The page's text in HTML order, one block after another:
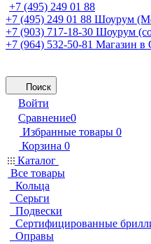
+7 (495) 249 01 88
+7 (495) 249 01 88 Шоурум
+7 (903) 717-18-30 Шоурум
+7 (964) 532-50-81 Магазин в
Поиск
Войти
Сравнение0
Избранные товары 0
Корзина 0
Каталог
Все товары
Кольца
Серьги
Подвески
Сертифицированные
Оправы